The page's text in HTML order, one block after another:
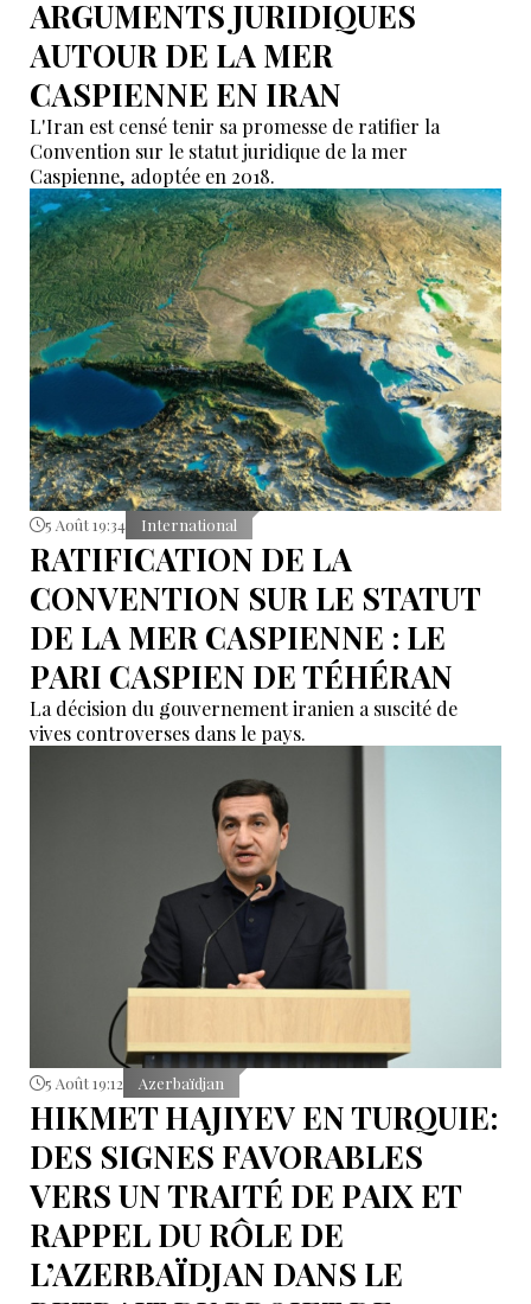
ARGUMENTS JURIDIQUES
AUTOUR DE LA MER
CASPIENNE EN IRAN
L'Iran est censé tenir sa promesse de ratifier la
Convention sur le statut juridique de la mer
Caspienne, adoptée en 2018.
5 Août 19:34 International
RATIFICATION DE LA
CONVENTION SUR LE STATUT
DE LA MER CASPIENNE : LE
PARI CASPIEN DE TÉHÉRAN
La décision du gouvernement iranien a suscité de
vives controverses dans le pays.
5 Août 19:12 Azerbaïdjan
HIKMET HAJIYEV EN TURQUIE:
DES SIGNES FAVORABLES
VERS UN TRAITÉ DE PAIX ET
RAPPEL DU RÔLE DE
L’AZERBAÏDJAN DANS LE